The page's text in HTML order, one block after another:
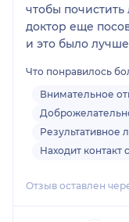
чтобы
доктор еще
и это было
Что понравилось
Внимательное
Результативное
Находит контакт
Отзыв оставлен